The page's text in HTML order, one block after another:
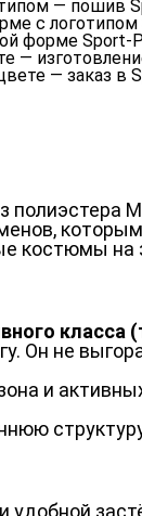
костюмы на
класса
Он не
и
удобной